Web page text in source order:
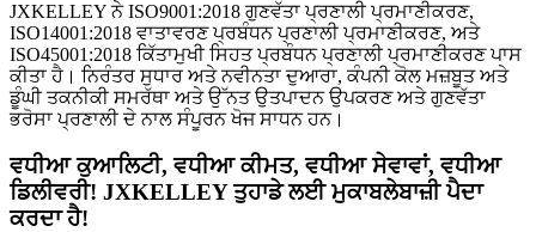
JXKELLEY ਨੇ ISO9001:2018 ਗੁਣਵੱਤਾ ਪ੍ਰਣਾਲੀ ਪ੍ਰਮਾਣੀਕਰਣ,
ISO14001:2018 ਵਾਤਾਵਰਣ ਪ੍ਰਬੰਧਨ ਪ੍ਰਣਾਲੀ ਪ੍ਰਮਾਣੀਕਰਣ, ਅਤੇ
ISO45001:2018 ਕਿੱਤਾਮੁਖੀ ਸਿਹਤ ਪ੍ਰਬੰਧਨ ਪ੍ਰਣਾਲੀ ਪ੍ਰਮਾਣੀਕਰਣ ਪਾਸ
ਕੀਤਾ ਹੈ। ਨਿਰੰਤਰ ਸੁਧਾਰ ਅਤੇ ਨਵੀਨਤਾ ਦੁਆਰਾ, ਕੰਪਨੀ ਕੋਲ ਮਜ਼ਬੂਤ ​​ਅਤੇ
ਡੂੰਘੀ ਤਕਨੀਕੀ ਸਮਰੱਥਾ ਅਤੇ ਉੱਨਤ ਉਤਪਾਦਨ ਉਪਕਰਣ ਅਤੇ ਗੁਣਵੱਤਾ
ਭਰੋਸਾ ਪ੍ਰਣਾਲੀ ਦੇ ਨਾਲ ਸੰਪੂਰਨ ਖੋਜ ਸਾਧਨ ਹਨ।
ਵਧੀਆ ਕੁਆਲਿਟੀ, ਵਧੀਆ ਕੀਮਤ, ਵਧੀਆ ਸੇਵਾਵਾਂ, ਵਧੀਆ
ਡਿਲੀਵਰੀ! JXKELLEY ਤੁਹਾਡੇ ਲਈ ਮੁਕਾਬਲੇਬਾਜ਼ੀ ਪੈਦਾ
ਕਰਦਾ ਹੈ!